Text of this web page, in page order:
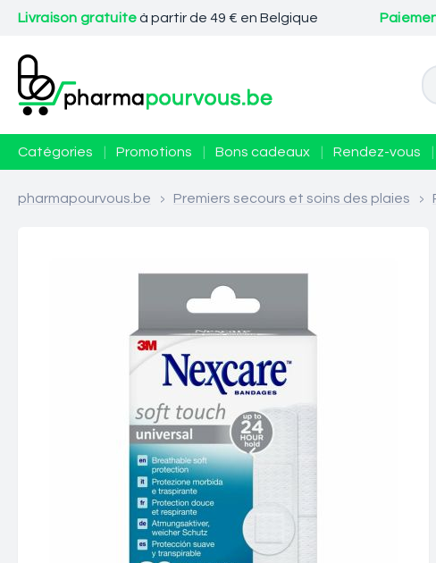
Livraison gratuiteà partir de 49 € en Belgique
Catégories Promotions Bons cadeaux Rendez-vous
pharmapourvous.be > Premiers secours et soins des plaies >